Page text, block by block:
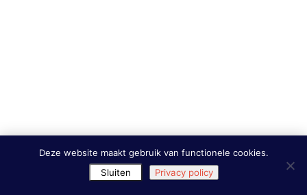
Deze website maakt gebruik van functionele cookies.
Sluiten
Privacy policy